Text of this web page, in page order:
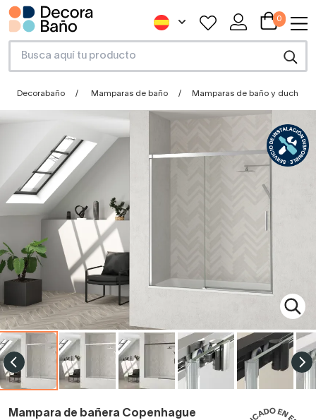
0
Decorabaño Mamparas de baño Mamparas de baño y ducha a
Mampara de bañera Copenhague